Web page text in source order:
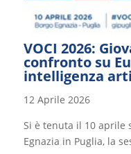
VOCI 2026:
confronto su
intelligenza
12 Aprile 2026
Si è tenuta il 10 aprile
Egnazia in Puglia, la